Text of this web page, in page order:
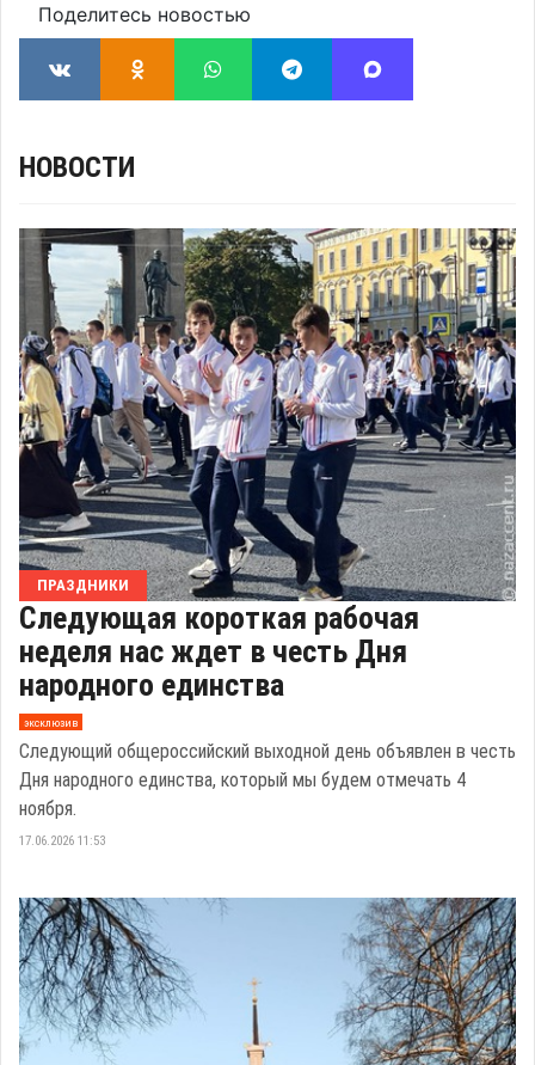
Поделитесь новостью
НОВОСТИ
ПРАЗДНИКИ
Следующая короткая рабочая
неделя нас ждет в честь Дня
народного единства
эксклюзив
Следующий общероссийский выходной день объявлен в честь
Дня народного единства, который мы будем отмечать 4
ноября.
17.06.2026 11:53